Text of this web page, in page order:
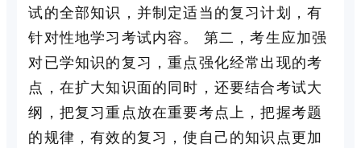
试的全部知识，并制定适当的复习计划，有
针对性地学习考试内容。 第二，考生应加强
对已学知识的复习，重点强化经常出现的考
点，在扩大知识面的同时，还要结合考试大
纲，把复习重点放在重要考点上，把握考题
的规律，有效的复习，使自己的知识点更加